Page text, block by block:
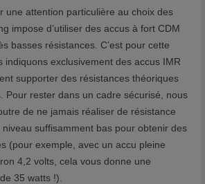
une attention particulière au choix des
impose d’utiliser des accus à fort CDM
basses résistances. C’est pour cette
indiquons exclusivement des accus IMR
supporter des résistances théoriques
Pour rester dans un cadre sécurisé, nous
de ne jamais réaliser de résistance
suffisamment bas pour obtenir des
(pour exemple, avec un accu pleine
4,2 volts, cela vous donne une
35 watts !).